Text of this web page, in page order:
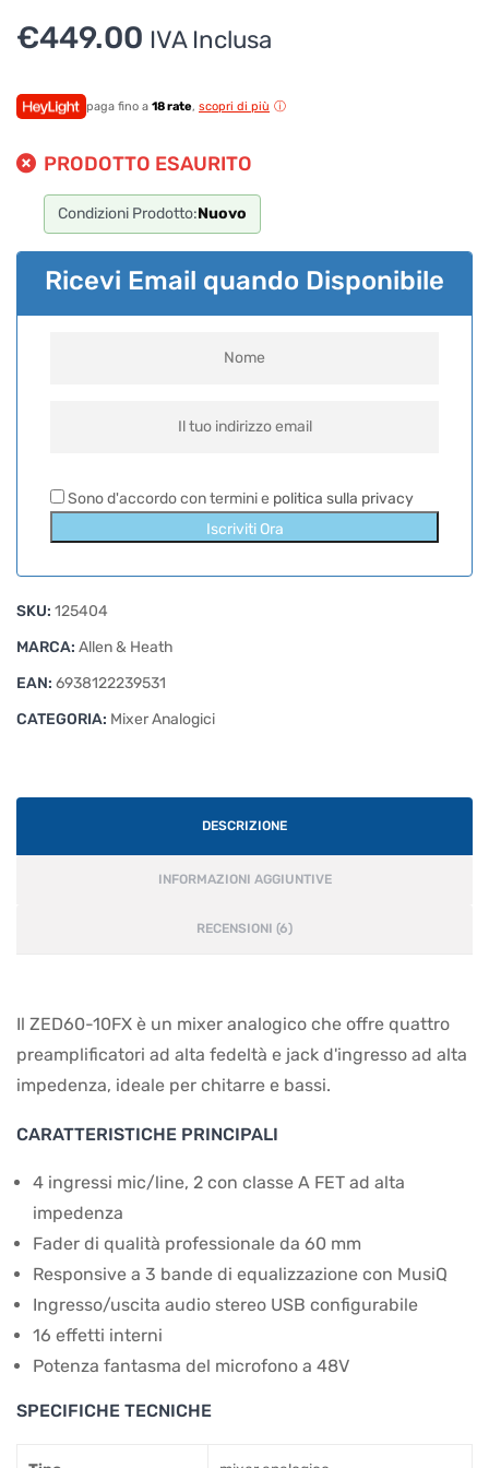
€449.00 IVA Inclusa
paga fino a 18 rate, scopri di più
PRODOTTO ESAURITO
Condizioni Prodotto:Nuovo
Ricevi Email quando Disponibile
Sono d'accordo con termini e politica sulla privacy
Iscriviti Ora
SKU: 125404
MARCA: Allen & Heath
EAN: 6938122239531
CATEGORIA: Mixer Analogici
DESCRIZIONE
INFORMAZIONI AGGIUNTIVE
RECENSIONI (6)
Il ZED60-10FX è un mixer analogico che offre quattro
preamplificatori ad alta fedeltà e jack d'ingresso ad alta
impedenza, ideale per chitarre e bassi.
CARATTERISTICHE PRINCIPALI
4 ingressi mic/line, 2 con classe A FET ad alta
impedenza
Fader di qualità professionale da 60 mm
Responsive a 3 bande di equalizzazione con MusiQ
Ingresso/uscita audio stereo USB configurabile
16 effetti interni
Potenza fantasma del microfono a 48V
SPECIFICHE TECNICHE